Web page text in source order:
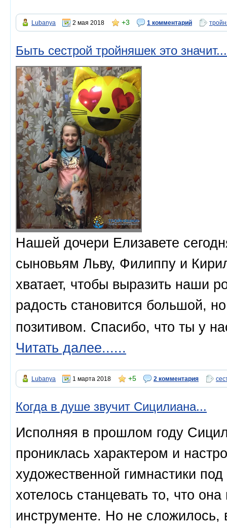
Lubanya 2 мая 2018 +3 1 комментарий
Быть сестрой тройняшек это
Нашей дочери Елизавете
сыновьям Льву, Филиппу и
хватает, чтобы выразить наши
радость становится большой,
позитивом. Спасибо, что ты у
Читать далее......
Lubanya 1 марта 2018 +5 2 комментария
Когда в душе звучит Сицилиана...
Исполняя в прошлом году
прониклась характером и
художественной гимнастики
хотелось станцевать то, что
инструменте. Но не сложилось,